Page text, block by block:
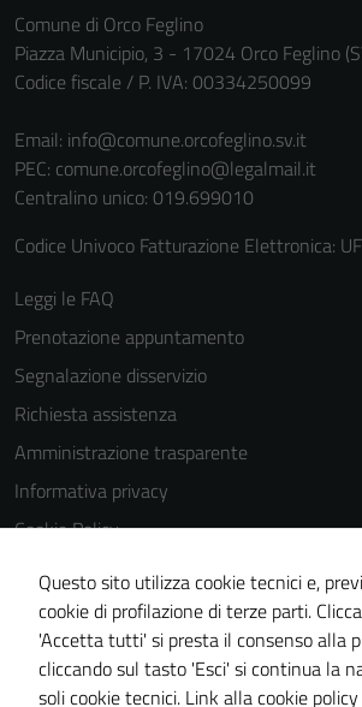
Comune di Orco Feglino
Piazza Municipio, 3 - 17024 Orco Feglino
Codice fiscale / P. IVA: 00334250099
Email: info@comune.orcofeglino.sv.it
PEC: comune.orcofeglino@legalmail.it
Centralino unico: 019.699010
Codice Univoco Fatturazione Elettronica:
Leggi le FAQ
Prenotazione appuntamento
Segnalazione disservizio
Richiesta assistenza
Amministrazione trasparente
Informativa privacy
Cookie Policy
Note legali
Dichiarazione di accessibilità
Piano di miglioramento del sito
Statistiche sito web
Questo sito utilizza cookie tecnici e,
cookie di profilazione di terze parti.
'Accetta tutti' si presta il consenso alla
cliccando sul tasto 'Esci' si continua la
soli cookie tecnici. Link alla cookie policy